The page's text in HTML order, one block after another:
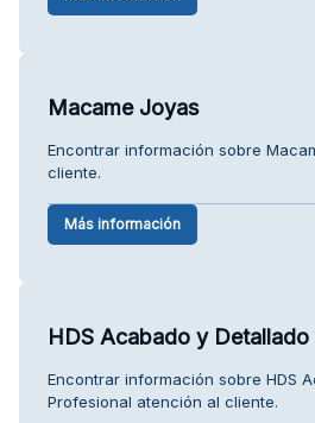
Macame Joyas
Encontrar información sobre
cliente.
Más información
HDS Acabado y Detallado
Encontrar información sobre HDS
Profesional atención al cliente.